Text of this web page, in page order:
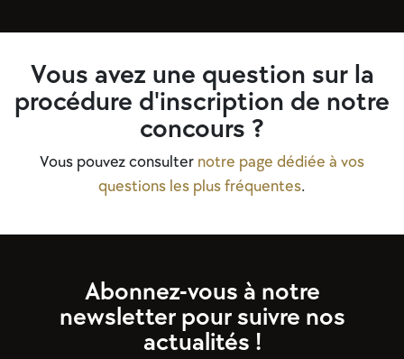
Vous avez une question sur la
procédure d'inscription de notre
concours ?
Vous pouvez consulter notre page dédiée à vos
questions les plus fréquentes.
Abonnez-vous à notre
newsletter pour suivre nos
actualités !